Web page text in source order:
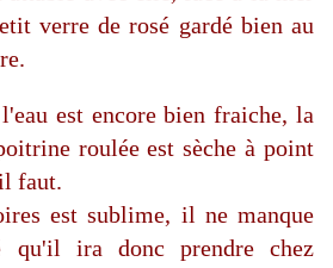
verre de rosé gardé bien au
est encore bien fraiche, la
roulée est sèche à point
faut.
est sublime, il ne manque
ira donc prendre chez